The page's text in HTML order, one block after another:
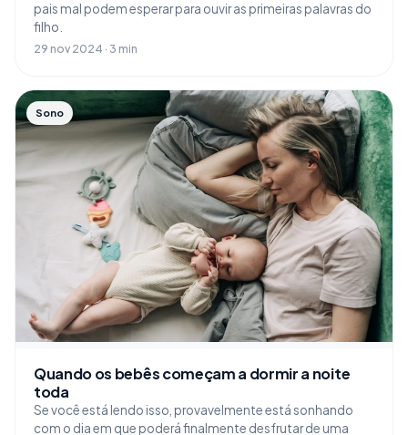
pais mal podem esperar para ouvir as primeiras palavras do
filho.
29 nov 2024 · 3 min
Sono
Quando os bebês começam a dormir a noite
toda
Se você está lendo isso, provavelmente está sonhando
com o dia em que poderá finalmente desfrutar de uma